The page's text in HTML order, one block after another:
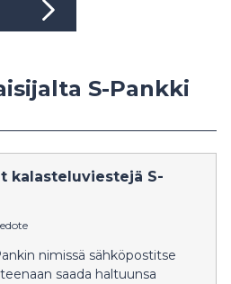
S-Pankki
kalasteluviestejä S-
nimissä sähköpostitse
saada haltuunsa